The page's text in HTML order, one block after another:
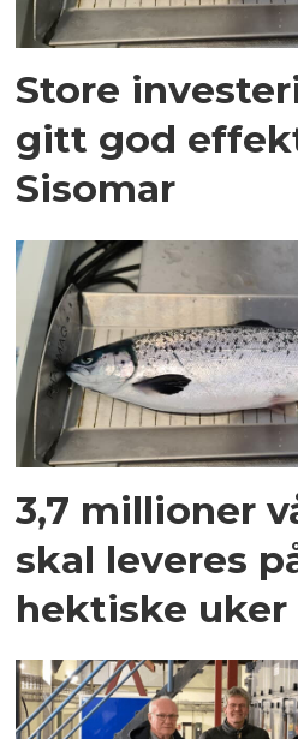
Store
gitt god
Sisomar
3,7 millioner
skal leveres
hektiske uker